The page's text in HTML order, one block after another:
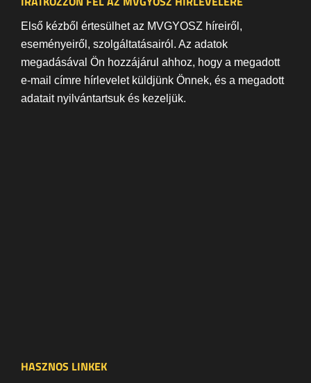
Első kézből értesülhet az MVGYOSZ híreiről,
eseményeiről, szolgáltatásairól. Az adatok
megadásával Ön hozzájárul ahhoz, hogy a megadott
e-mail címre hírlevelet küldjünk Önnek, és a megadott
adatait nyilvántartsuk és kezeljük.
HASZNOS LINKEK